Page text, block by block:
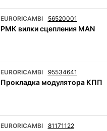
EURORICAMBI 56520001
РМК вилки сцепления MAN
EURORICAMBI 95534641
Прокладка модулятора КПП
EURORICAMBI 81171122